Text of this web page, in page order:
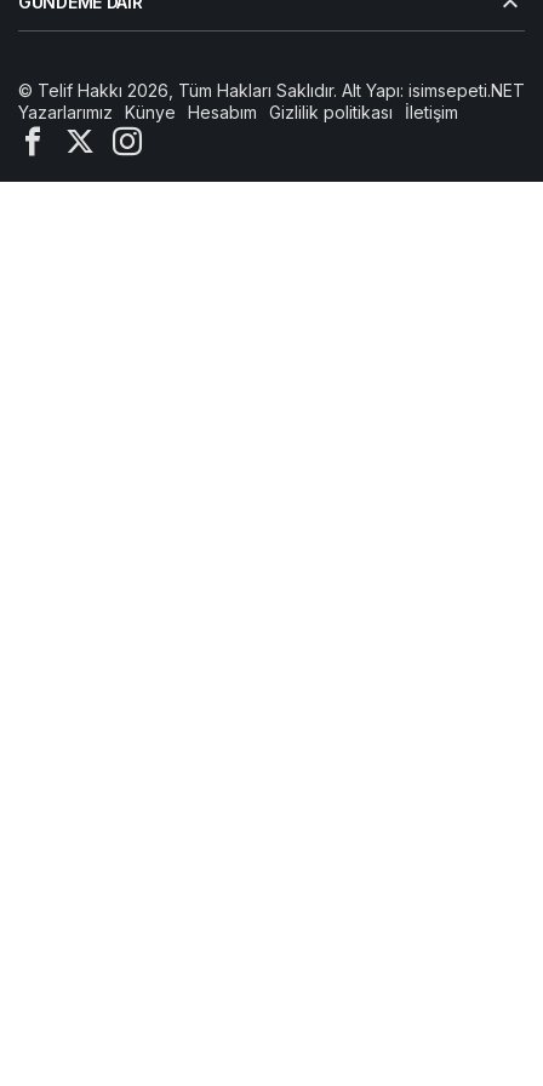
© Telif Hakkı 2026, Tüm Hakları Saklıdır. Alt Yapı: isimsepeti.NET
Yazarlarımız
Künye Hesabım Gizlilik politikası İletişim